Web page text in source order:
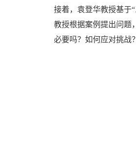
接着，袁登华教授基于
教授根据案例提出问题
必要吗？如何应对挑战